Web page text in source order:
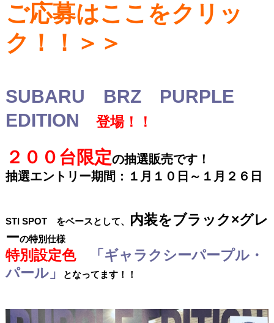
ご応募はここをクリッ
ク！！＞＞
SUBARU BRZ PURPLE
EDITION
登場！！
２００台限定の抽選販売です！
抽選エントリー期間：１月１０日～１月２６日
STI SPOT をベースとして、
内装をブラック×グレ
ーの特別仕様
特別設定色
「ギャラクシーパープル・
パール」
となってます！！